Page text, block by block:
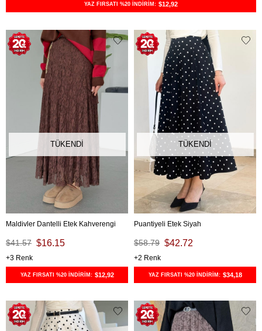
YAZ FIRSATI %20 İNDİRİM: $12,92
TÜKENDI
Maldivler Dantelli Etek Kahverengi
$16.15
$41.57
3
YAZ FIRSATI %20 İNDİRİM: $12,92
TÜKENDI
Puantiyeli Etek Siyah
$42.72
$58.79
2
YAZ FIRSATI %20 İNDİRİM: $34,18